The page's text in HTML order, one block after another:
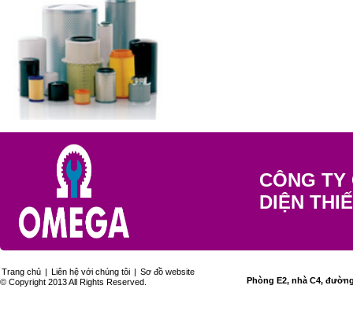
CÔNG
DIỆN
Trang chủ | Liên hệ với chúng tôi | Sơ đồ website
© Copyright 2013 All Rights Reserved.
Phòng E2, nhà C4,